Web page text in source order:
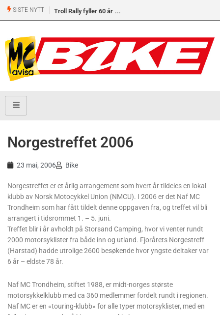
SISTE NYTT Troll Rally fyller 60 år
Norgestreffet 2006
23 mai, 2006 Bike
Norgestreffet er et årlig arrangement som hvert år tildeles en lokal
klubb av Norsk Motocykkel Union (NMCU). I 2006 er det Naf MC
Trondheim som har fått tildelt denne oppgaven fra, og treffet vil bli
arrangert i tidsrommet 1. – 5. juni.
Treffet blir i år avholdt på Storsand Camping, hvor vi venter rundt
2000 motorsyklister fra både inn og utland. Fjorårets Norgestreff
(Harstad) hadde utrolige 2600 besøkende hvor yngste deltaker var
6 år – eldste 78 år.
Naf MC Trondheim, stiftet 1988, er midt-norges største
motorsykkelklubb med ca 360 medlemmer fordelt rundt i regionen.
Naf MC er en «touring-klubb» for alle typer motorsyklister, med en